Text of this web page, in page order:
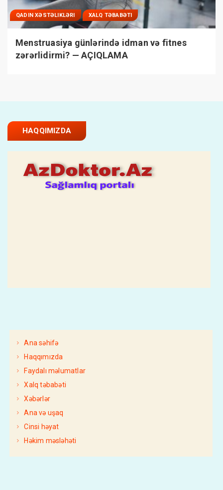
QADIN XƏSTƏLIKLƏRI XALQ TƏBABƏTI
Menstruasiya günlərində idman və fitnes
zərərlidirmi? — AÇIQLAMA
HAQQIMIZDA
Ana səhifə
Haqqımızda
Faydalı məlumatlar
Xalq təbabəti
Xəbərlər
Ana və uşaq
Cinsi həyat
Həkim məsləhəti